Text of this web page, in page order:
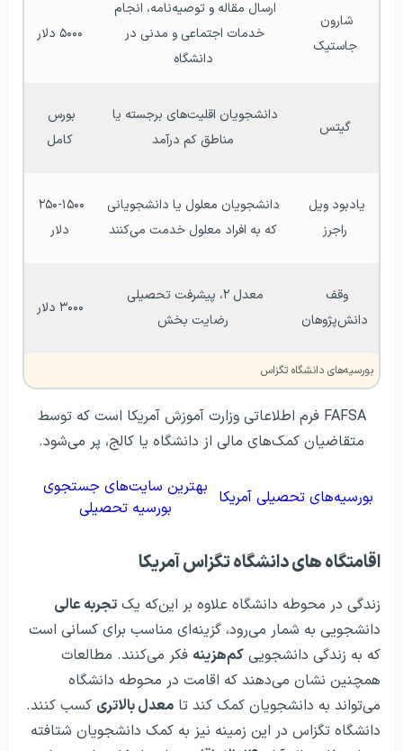
جاستیک
دانشگاه
۵۰۰۰ دلار
گیتس
مناطق کم درآمد
کامل
راجرز
که به افراد معلول خدمت می‌کنند
دلار
دانش‌پژوهان
رضایت بخش
۳۰۰۰ دلار
بورسیه‌های دانشگاه تگزاس
FAFSA فرم اطلاعاتی وزارت آموزش آمریکا است که توسط
متقاضیان کمک‌های مالی از دانشگاه یا کالج، پر می‌شود.
بورسیه‌های تحصیلی آمریکا بهترین سایت‌های جستجوی
بورسیه تحصیلی
اقامتگاه های دانشگاه تگزاس آمریکا
زندگی در محوطه دانشگاه علاوه بر این‌که یک تجربه عالی
دانشجویی به شمار می‌رود، گزینه‌ای مناسب برای کسانی است
که به زندگی دانشجویی کم‌هزینه فکر می‌کنند. مطالعات
همچنین نشان می‌دهند که اقامت در محوطه دانشگاه
می‌تواند به دانشجویان کمک کند تا معدل بالاتری کسب کنند.
دانشگاه تگزاس در این زمینه نیز به کمک دانشجویان شتافته